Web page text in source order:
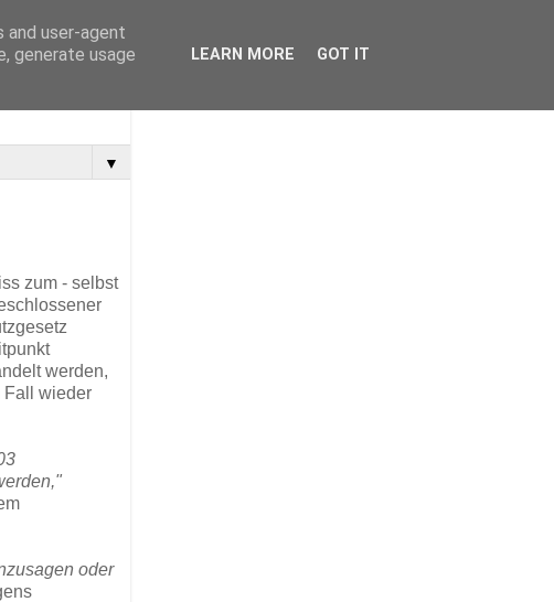
▼
zum - selbst
werden,
Fall wieder
oder
and user-agent
generate usage
LEARN MORE GOT IT